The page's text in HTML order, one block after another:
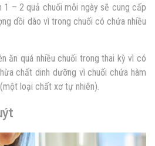
1 – 2 quả chuối mỗi ngày sẽ cung cấp
dồi dào vì trong chuối có chứa nhiều
ăn quá nhiều chuối trong thai kỳ vì có
chất dinh dưỡng vì chuối chứa hàm
loại chất xơ tự nhiên).